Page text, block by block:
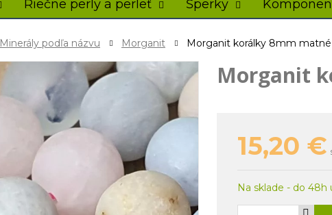
Riečne perly a perleť Šperky
Minerály podľa názvu Morganit Morganit korálky 8mm matné
Morganit
15,20 €
Na sklade - do 48h